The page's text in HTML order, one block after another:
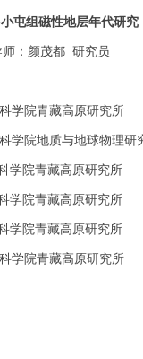
小屯组磁性地层年代研究
师：颜茂都 研究员
学院青藏高原研究所
学院地质与地球物理研
学院青藏高原研究所
学院青藏高原研究所
学院青藏高原研究所
学院青藏高原研究所